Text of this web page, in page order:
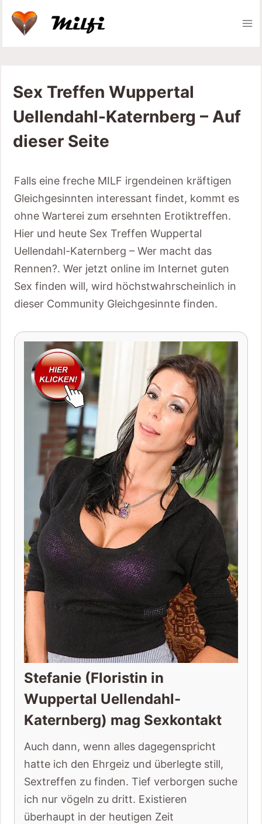
Inhalt
Sex Treffen Wuppertal
Uellendahl-Katernberg – Auf
dieser Seite
Falls eine freche MILF irgendeinen kräftigen
Gleichgesinnten interessant findet, kommt es
ohne Warterei zum ersehnten Erotiktreffen.
Hier und heute Sex Treffen Wuppertal
Uellendahl-Katernberg – Wer macht das
Rennen?. Wer jetzt online im Internet guten
Sex finden will, wird höchstwahrscheinlich in
dieser Community Gleichgesinnte finden.
Stefanie (Floristin in
Wuppertal Uellendahl-
Katernberg) mag Sexkontakt
Auch dann, wenn alles dagegenspricht
hatte ich den Ehrgeiz und überlegte still,
Sextreffen zu finden. Tief verborgen suche
ich nur vögeln zu dritt. Existieren
überhaupt in der heutigen Zeit